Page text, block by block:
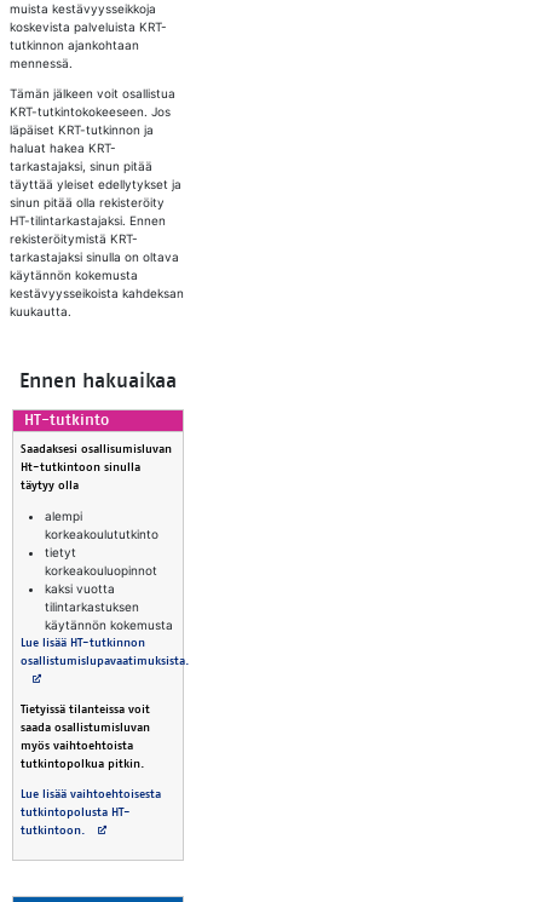
muista kestävyysseikkoja
koskevista palveluista KRT-
tutkinnon ajankohtaan
mennessä.
Tämän jälkeen voit osallistua
KRT-tutkintokokeeseen. Jos
läpäiset KRT-tutkinnon ja
haluat hakea KRT-
tarkastajaksi, sinun pitää
täyttää yleiset edellytykset ja
sinun pitää olla rekisteröity
HT-tilintarkastajaksi. Ennen
rekisteröitymistä KRT-
tarkastajaksi sinulla on oltava
käytännön kokemusta
kestävyysseikoista kahdeksan
kuukautta.
En­nen ha­kuai­kaa
HT-tut­kin­to
Saadaksesi osallisumisluvan
Ht-tutkintoon sinulla
täytyy olla
alempi
korkeakoulututkinto
tietyt
korkeakouluopinnot
kaksi vuotta
tilintarkastuksen
käytännön kokemusta
Lue lisää HT-tutkinnon
osallistumislupavaatimuksista.
Avautuu uuteen välilehteen
Tietyissä tilanteissa voit
saada osallistumisluvan
myös vaihtoehtoista
tutkintopolkua pitkin.
Lue lisää vaihtoehtoisesta
tutkintopolusta HT-
tutkintoon.
Avautuu uuteen välilehteen